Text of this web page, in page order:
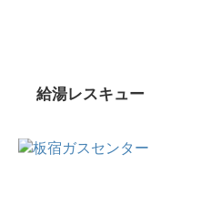
給湯レスキュー